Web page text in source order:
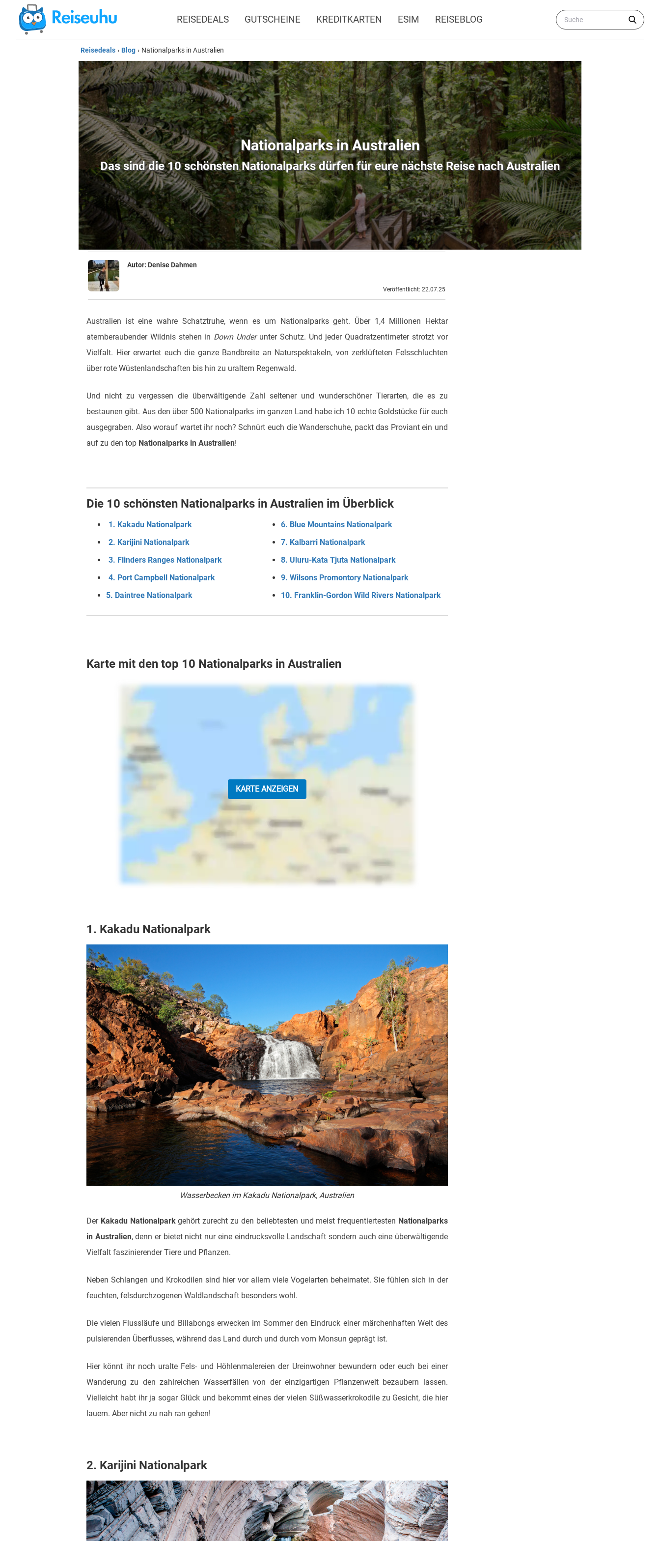
REISEDEALS GUTSCHEINE KREDITKARTEN ESIM REISEBLOG
Reisedeals › Blog › Nationalparks in Australien
Nationalparks in Australien
Das sind die 10 schönsten Nationalparks dürfen für eure nächste Reise nach Australien
Autor: Denise Dahmen
Veröffentlicht: 22.07.25
Australien ist eine wahre Schatztruhe, wenn es um Nationalparks geht. Über 1,4 Millionen Hektar
atemberaubender Wildnis stehen in Down Underunter Schutz. Und jeder Quadratzentimeter strotzt vor
Vielfalt. Hier erwartet euch die ganze Bandbreite an Naturspektakeln, von zerklüfteten Felsschluchten
über rote Wüstenlandschaften bis hin zu uraltem Regenwald.
Und nicht zu vergessen die überwältigende Zahl seltener und wunderschöner Tierarten, die es zu
bestaunen gibt. Aus den über 500 Nationalparks im ganzen Land habe ich 10 echte Goldstücke für euch
ausgegraben. Also worauf wartet ihr noch? Schnürt euch die Wanderschuhe, packt das Proviant ein und
auf zu den top Nationalparks in Australien!
Die 10 schönsten Nationalparks in Australien im Überblick
1. Kakadu Nationalpark
2. Karijini Nationalpark
3. Flinders Ranges Nationalpark
4. Port Campbell Nationalpark
5. Daintree Nationalpark
6. Blue Mountains Nationalpark
7. Kalbarri Nationalpark
8. Uluru-Kata Tjuta Nationalpark
9. Wilsons Promontory Nationalpark
10. Franklin-Gordon Wild Rivers Nationalpark
Karte mit den top 10 Nationalparks in Australien
KARTE ANZEIGEN
1. Kakadu Nationalpark
Wasserbecken im Kakadu Nationalpark, Australien
Der Kakadu Nationalparkgehört zurecht zu den beliebtesten und meist frequentiertes­ten Nationalparks
in Australien, denn er bietet nicht nur eine eindrucksvolle Landschaft sondern auch eine überwältigende
Vielfalt faszinierender Tiere und Pflanzen.
Neben Schlangen und Krokodilen sind hier vor allem viele Vogelarten beheimatet. Sie fühlen sich in der
feuchten, felsdurchzogenen Waldlandschaft besonders wohl.
Die vielen Flussläufe und Billabongs erwecken im Sommer den Eindruck einer märchenhaften Welt des
pulsierenden Überflusses, während das Land durch und durch vom Monsun geprägt ist.
Hier könnt ihr noch uralte Fels- und Höhlenmalereien der Ureinwohner bewundern oder euch bei einer
Wanderung zu den zahlreichen Wasserfällen von der einzigartigen Pflanzenwelt bezaubern lassen.
Vielleicht habt ihr ja sogar Glück und bekommt eines der vielen Süßwasserkrokodile zu Gesicht, die hier
lauern. Aber nicht zu nah ran gehen!
2. Karijini Nationalpark